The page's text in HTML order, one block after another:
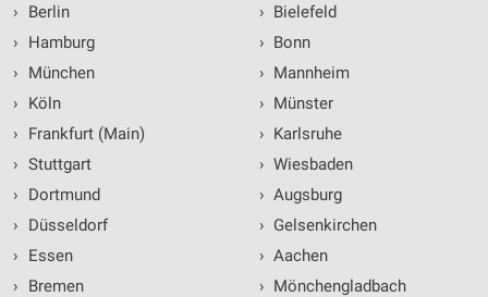
›
Berlin
›
Hamburg
›
München
›
Köln
›
Frankfurt (Main)
› Stuttgart
›
Dortmund
›
Düsseldorf
›
Essen
›
Bremen
› Bielefeld
› Bonn
› Mannheim
› Münster
› Karlsruhe
› Wiesbaden
› Augsburg
› Gelsenkirchen
› Aachen
› Mönchengladbach